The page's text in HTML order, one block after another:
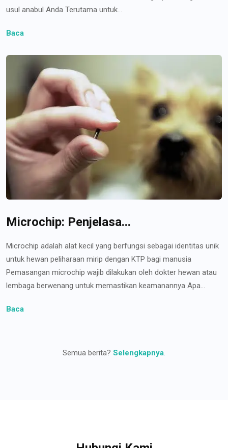
usul anabul Anda Terutama untuk...
Baca
Microchip: Penjelasa...
Microchip adalah alat kecil yang berfungsi sebagai identitas unik
untuk hewan peliharaan mirip dengan KTP bagi manusia
Pemasangan microchip wajib dilakukan oleh dokter hewan atau
lembaga berwenang untuk memastikan keamanannya Apa...
Baca
Semua berita? Selengkapnya.